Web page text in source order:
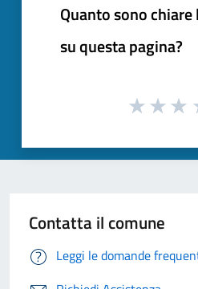
Quanto sono
su questa pagina?
Contatta il comune
Leggi le domande